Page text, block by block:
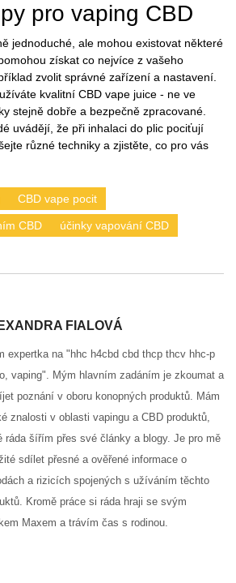
pro vaping CBD
jednoduché, ale mohou existovat některé
získat co nejvíce z vašeho
zvolit správné zařízení a nastavení.
kvalitní CBD vape juice - ne ve
stejně dobře a bezpečně zpracované.
uvádějí, že při inhalaci do plic pociťují
různé techniky a zjistěte, co pro vás
CBD vape pocit
CBD účinky vapování CBD
FIALOVÁ
expertka na "hhc h4cbd cbd thcp thcv hhc-p
vaping". Mým hlavním zadáním je zkoumat a
poznání v oboru konopných produktů. Mám
znalosti v oblasti vapingu a CBD produktů,
ráda šířím přes své články a blogy. Je pro mě
sdílet přesné a ověřené informace o
a rizicích spojených s užíváním těchto
Kromě práce si ráda hraji se svým
Maxem a trávím čas s rodinou.